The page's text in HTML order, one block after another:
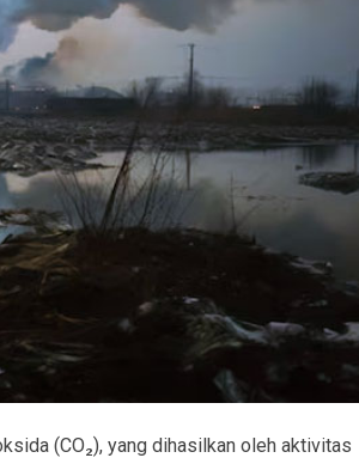
(CO₂), yang dihasilkan oleh aktivitas